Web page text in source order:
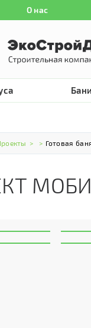
О нас
> > Готовая